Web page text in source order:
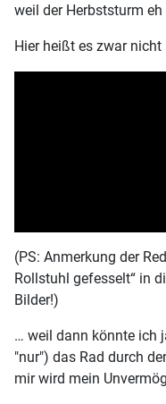
weil der Herbststurm
Hier heißt es zwar nicht
(PS: Anmerkung der
Rollstuhl gefesselt“ in
Bilder!)
… weil dann könnte ich
"nur") das Rad durch
mir wird mein